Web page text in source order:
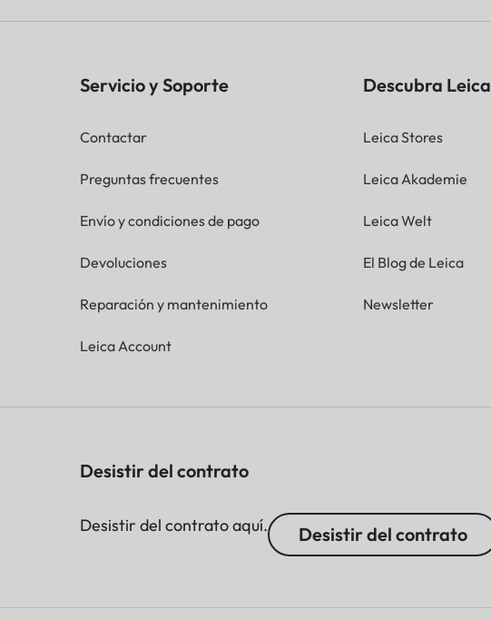
Servicio y Soporte
Contactar
Preguntas frecuentes
Envío y condiciones de pago
Devoluciones
Reparación y mantenimiento
Leica Account
Descubra Leica
Leica Stores
Leica Akademie
Leica Welt
El Blog de Leica
Newsletter
Desistir del contrato
Desistir del contrato aquí. Desistir del contrato